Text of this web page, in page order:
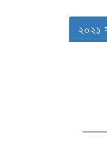
২০২১